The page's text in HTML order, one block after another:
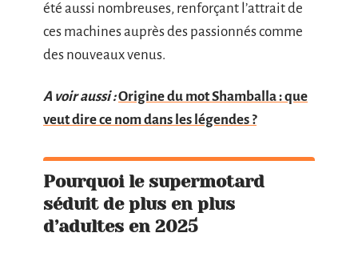
été aussi nombreuses, renforçant l’attrait de
ces machines auprès des passionnés comme
des nouveaux venus.
A voir aussi :Origine du mot Shamballa : que
veut dire ce nom dans les légendes ?
Pourquoi le supermotard
séduit de plus en plus
d’adultes en 2025